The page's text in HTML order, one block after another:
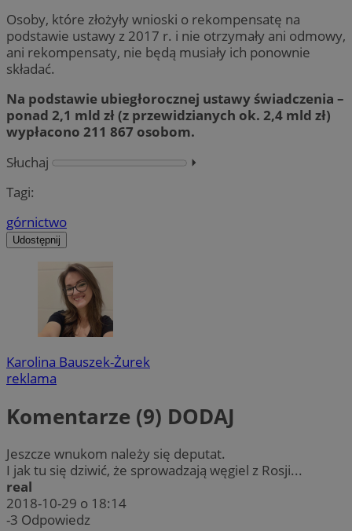
Osoby, które złożyły wnioski o rekompensatę na
podstawie ustawy z 2017 r. i nie otrzymały ani odmowy,
ani rekompensaty, nie będą musiały ich ponownie
składać.
Na podstawie ubiegłorocznej ustawy świadczenia –
ponad 2,1 mld zł (z przewidzianych ok. 2,4 mld zł)
wypłacono 211 867 osobom.
Słuchaj
⏵︎
Tagi:
górnictwo
Udostępnij
Karolina Bauszek-Żurek
reklama
Komentarze (9) DODAJ
Jeszcze wnukom należy się deputat.
I jak tu się dziwić, że sprowadzają węgiel z Rosji...
real
2018-10-29 o 18:14
-3 Odpowiedz